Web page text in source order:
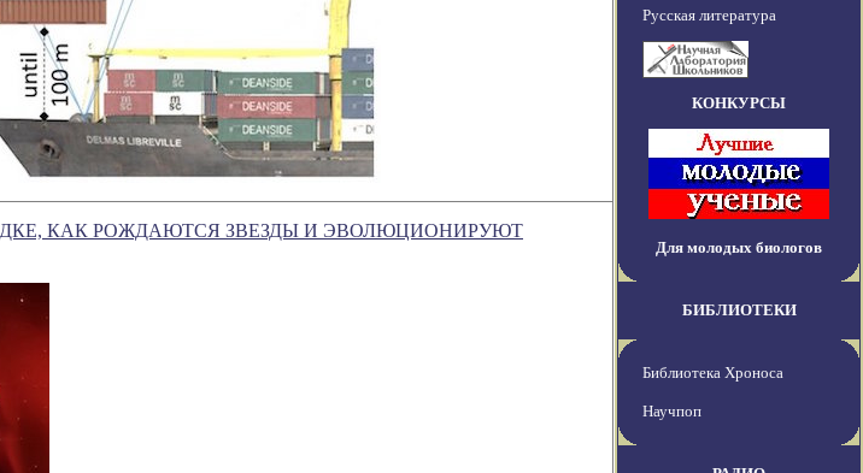
КАК РОЖДАЮТСЯ ЗВЕЗДЫ И ЭВОЛЮЦИОНИРУЮТ
Русская литература
КОНКУРСЫ
Для молодых биологов
БИБЛИОТЕКИ
Библиотека Хроноса
Научпоп